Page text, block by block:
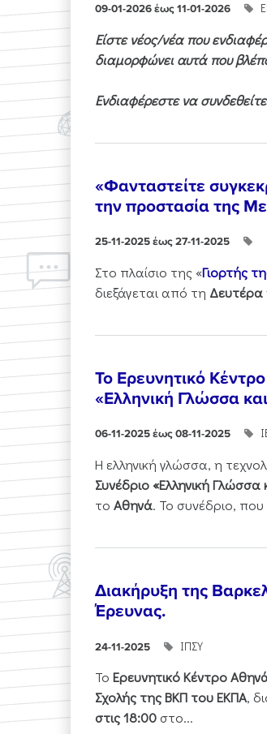
09-01-2026 έως 11-01-2026
Είστε νέος/νέα που
διαμορφώνει αυτά που
Ενδιαφέρεστε να
«Φανταστείτε
την προστασία της
25-11-2025 έως 27-11-2025
Στo πλαίσιo της «Γιορτής
διεξάγεται από τη Δευτέρα
Το Ερευνητικό
«Ελληνική Γλώσσα
06-11-2025 έως 08-11-2025
Η ελληνική γλώσσα, η
Συνέδριο «Ελληνική Γλώσσα
το Αθηνά. Το συνέδριο,
Διακήρυξη της
Έρευνας.
24-11-2025 ΙΠΣΥ
Το Ερευνητικό Κέντρο
Σχολής της ΒΚΠ του ΕΚΠΑ,
στις 18:00 στο...